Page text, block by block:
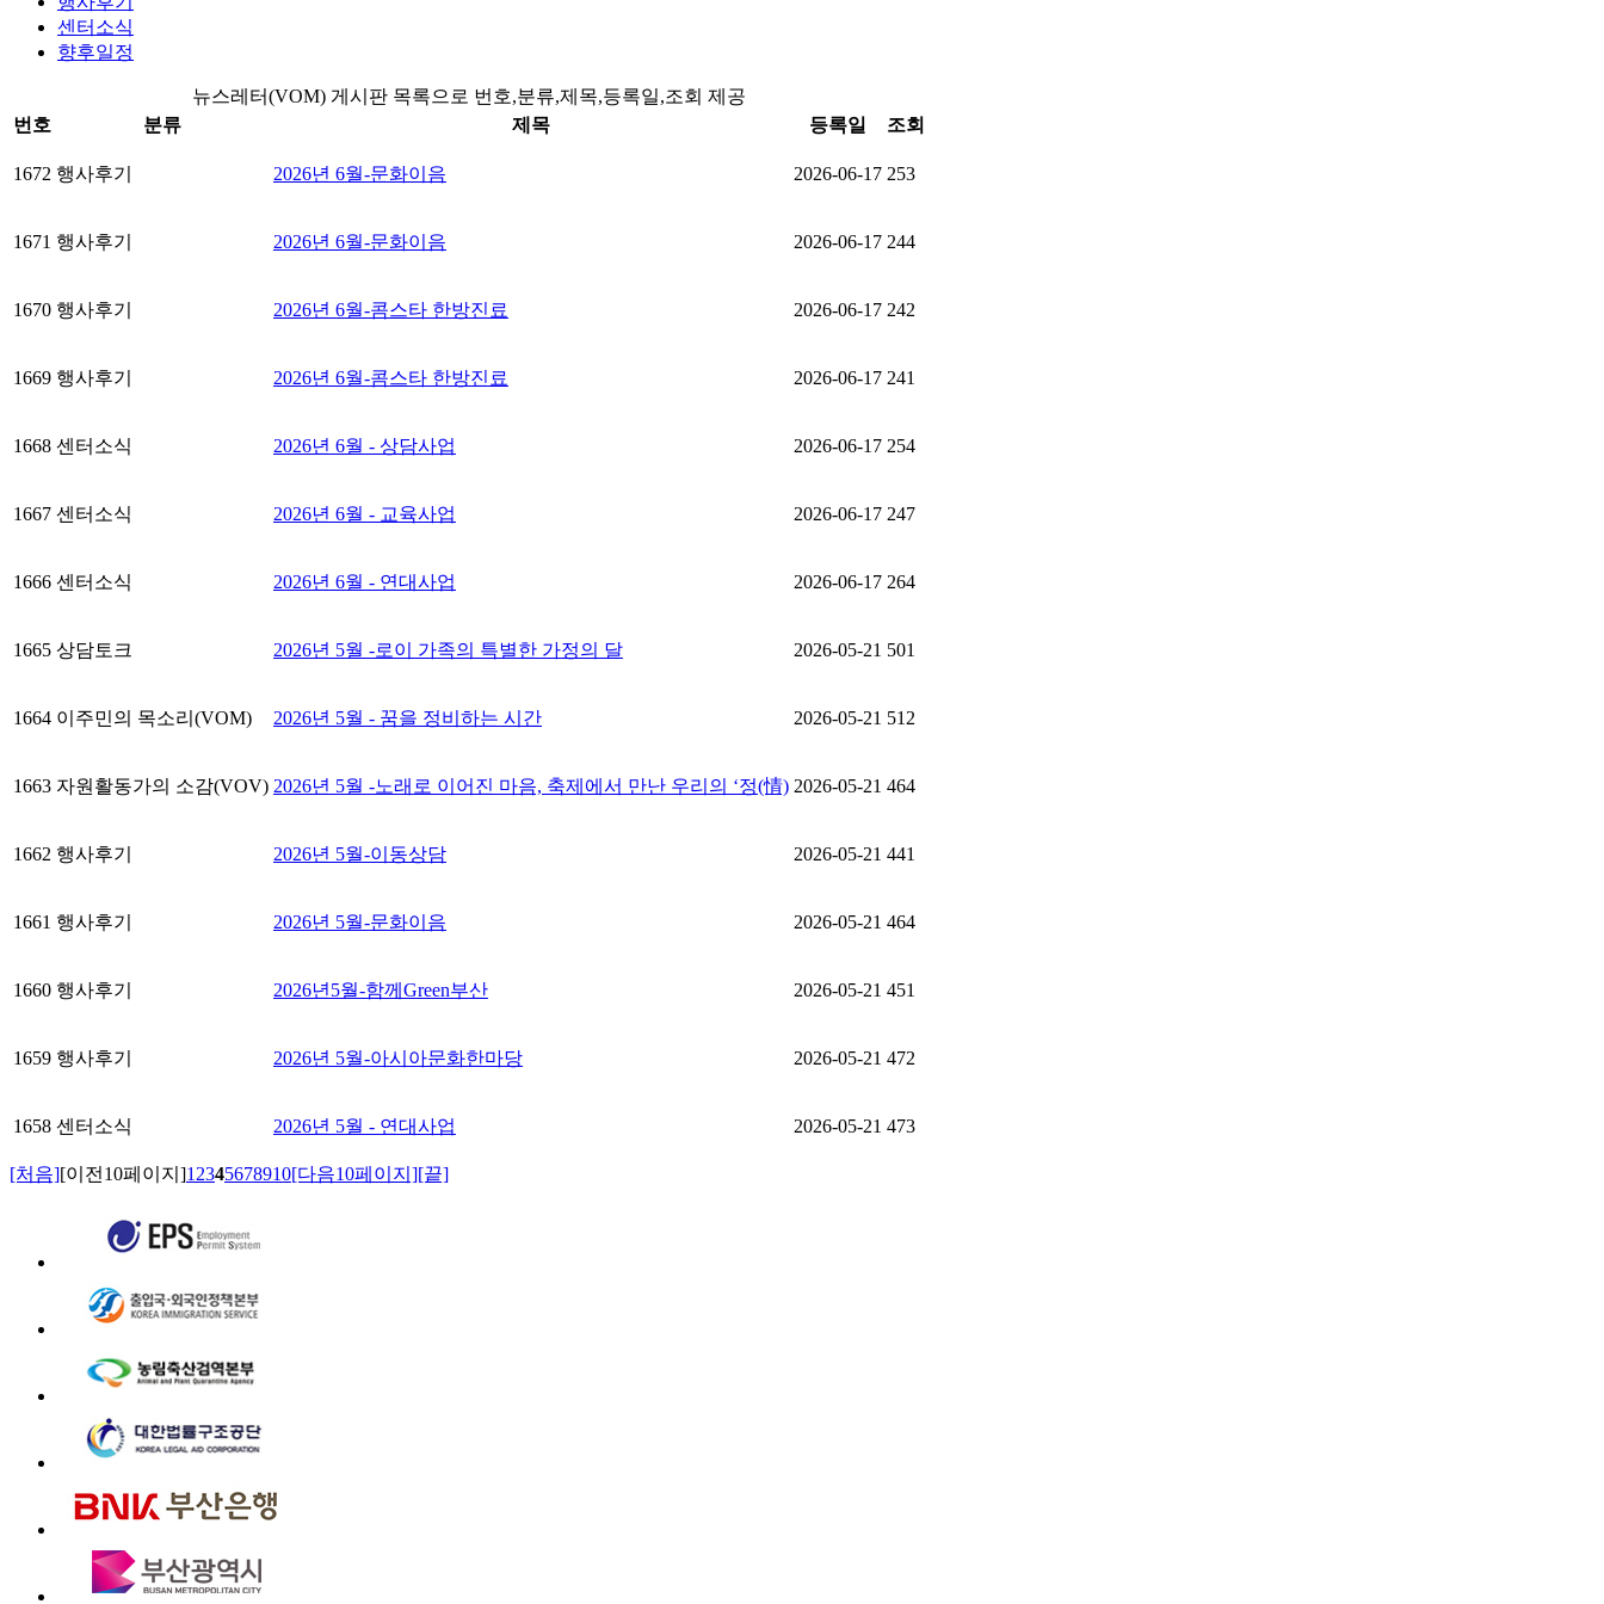
센터소식
향후일정
뉴스레터(VOM) 게시판 목록으로 번호,분류,제목,등록일,조회 제공
번호
분류 제목 등록일 조회
1672 행사후기 2026년 6월-문화이음 2026-06-17 253
1671 행사후기 2026년 6월-문화이음 2026-06-17 244
1670 행사후기 2026년 6월-콤스타 한방진료 2026-06-17 242
1669 행사후기 2026년 6월-콤스타 한방진료 2026-06-17 241
1668 센터소식 2026년 6월 - 상담사업 2026-06-17 254
1667 센터소식 2026년 6월 - 교육사업 2026-06-17 247
1666 센터소식 2026년 6월 - 연대사업 2026-06-17 264
1665 상담토크 2026년 5월 -로이 가족의 특별한 가정의 달 2026-05-21 501
1664 이주민의 목소리(VOM) 2026년 5월 - 꿈을 정비하는 시간 2026-05-21 512
1663 자원활동가의 소감(VOV) 2026년 5월 -노래로 이어진 마음, 축제에서 만난 우리의 ‘정(情) 2026-05-21 464
1662 행사후기 2026년 5월-이동상담 2026-05-21 441
1661 행사후기 2026년 5월-문화이음 2026-05-21 464
1660 행사후기 2026년5월-함께Green부산 2026-05-21 451
1659 행사후기 2026년 5월-아시아문화한마당 2026-05-21 472
1658 센터소식 2026년 5월 - 연대사업 2026-05-21 473
[처음][이전10페이지]1 2345678910[다음10페이지][끝]